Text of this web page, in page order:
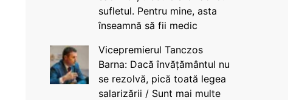
sufletul. Pentru mine, asta
înseamnă să fii medic
Vicepremierul Tanczos
Barna: Dacă învățământul nu
se rezolvă, pică toată legea
salarizării / Sunt mai multe